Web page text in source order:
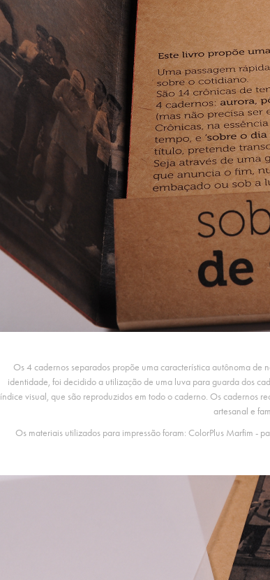
Os 4 cadernos separados propõe uma característica autônoma de
identidade, foi decidido a utilização de uma luva para guarda dos
índice visual, que são reproduzidos em todo o caderno. Os cadernos
artesanal e
Os materiais utilizados para impressão foram: ColorPlus Marfim -